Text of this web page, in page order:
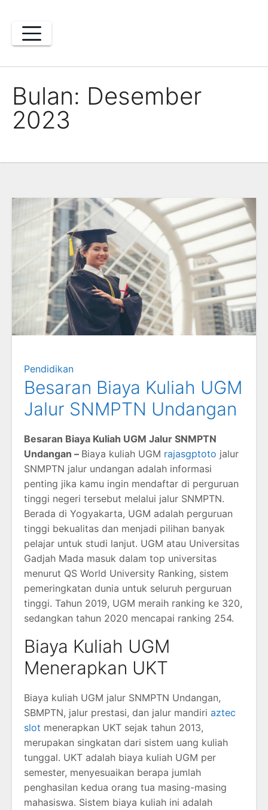
content
Bulan: Desember
2023
Pendidikan
Besaran Biaya Kuliah UGM
Jalur SNMPTN Undangan
Besaran Biaya Kuliah UGM Jalur SNMPTN
Undangan – Biaya kuliah UGM rajasgptoto jalur
SNMPTN jalur undangan adalah informasi
penting jika kamu ingin mendaftar di perguruan
tinggi negeri tersebut melalui jalur SNMPTN.
Berada di Yogyakarta, UGM adalah perguruan
tinggi bekualitas dan menjadi pilihan banyak
pelajar untuk studi lanjut. UGM atau Universitas
Gadjah Mada masuk dalam top universitas
menurut QS World University Ranking, sistem
pemeringkatan dunia untuk seluruh perguruan
tinggi. Tahun 2019, UGM meraih ranking ke 320,
sedangkan tahun 2020 mencapai ranking 254.
Biaya Kuliah UGM
Menerapkan UKT
Biaya kuliah UGM jalur SNMPTN Undangan,
SBMPTN, jalur prestasi, dan jalur mandiri aztec
slot menerapkan UKT sejak tahun 2013,
merupakan singkatan dari sistem uang kuliah
tunggal. UKT adalah biaya kuliah UGM per
semester, menyesuaikan berapa jumlah
penghasilan kedua orang tua masing-masing
mahasiswa. Sistem biaya kuliah ini adalah